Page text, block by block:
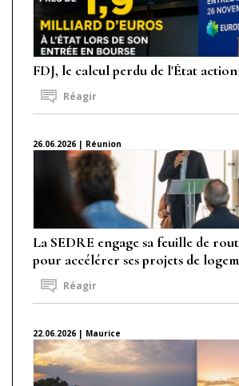
FDJ, le calcul perdu de l'État
Réagir
26.06.2026 | Réunion
La SEDRE engage sa feuille de
pour accélérer ses projets de
Réagir
22.06.2026 | Maurice